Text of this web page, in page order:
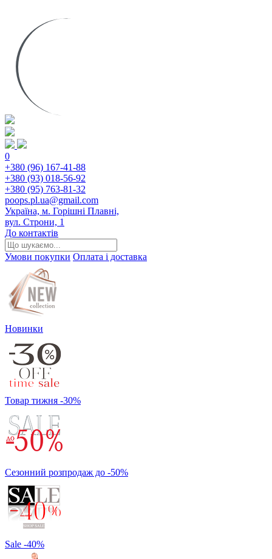
0
+380 (96) 167-41-88
+380 (93) 018-56-92
+380 (95) 763-81-32
poops.pl.ua@gmail.com
Україна, м. Горішні Плавні,
вул. Строни, 1
До контактів
Умови покупки Оплата і доставка
Новинки
Товар тижня -30%
Сезонний розпродаж до -50%
Sale -40%